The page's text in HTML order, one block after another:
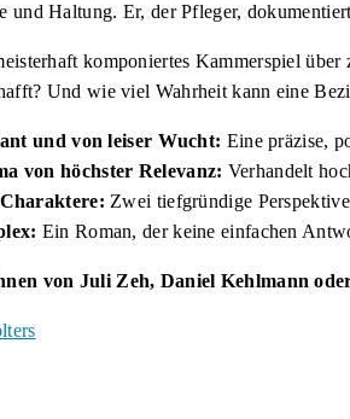
und Haltung. Er, der Pfleger,
komponiertes Kammerspiel
Und wie viel Wahrheit kann eine
und von leiser Wucht: Eine präzise,
von höchster Relevanz: Verhandelt
Zwei tiefgründige
Ein Roman, der keine einfachen
von Juli Zeh, Daniel Kehlmann